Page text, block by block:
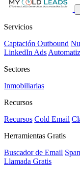
Servicios
Captación Outbound
LinkedIn Ads
Sectores
Inmobiliarias
Recursos
Recursos Cold Email
Herramientas Gratis
Buscador de Email
Llamada Gratis